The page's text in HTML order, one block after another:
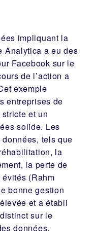
impliquant la
Analytica a eu des
Facebook sur le
de l’action a
exemple
entreprises de
et un
solide. Les
tels que
la
la perte de
(Rahm
bonne gestion
et a établi
sur le
données.